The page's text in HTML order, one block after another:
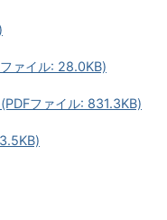
ァイル: 28.0KB)
ファイル: 831.3KB)